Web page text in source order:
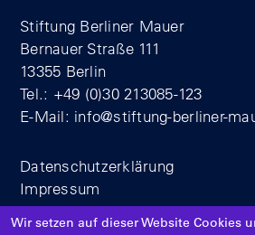
Stiftung Berliner Mauer
Bernauer Straße 111
13355 Berlin
Tel.: +49 (0)30 213085-123
E-Mail: info@stiftung-berliner-
Datenschutzerklärung
Impressum
Wir setzen auf dieser Website Cookies